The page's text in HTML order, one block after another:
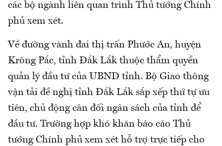
các bộ ngành liên quan trình Thủ tướng Chính
phủ xem xét.
Về đường vành đai thị trấn Phước An, huyện
Krông Pắc, tỉnh Đắk Lắk thuộc thẩm quyền
quản lý đầu tư của UBND tỉnh. Bộ Giao thông
vận tải đề nghị tỉnh Đắk Lắk sắp xếp thứ tự ưu
tiên, chủ động cân đối ngân sách của tỉnh để
đầu tư. Trường hợp khó khăn báo cáo Thủ
tướng Chính phủ xem xét hỗ trợ trực tiếp cho